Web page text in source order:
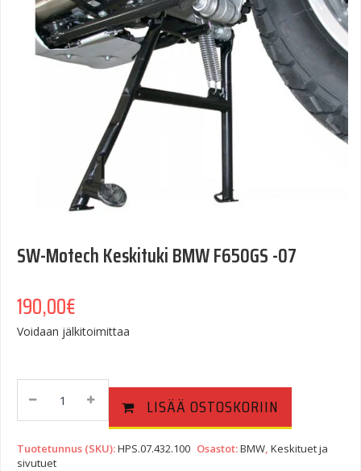
SW-Motech Keskituki BMW F650GS -07
190,00€
Voidaan jälkitoimittaa
BMW
F650GS
LISÄÄ OSTOSKORIIN
Tuotetunnus (SKU):HPS.07.432.100 Osastot:BMW, Keskituet ja
sivutuet